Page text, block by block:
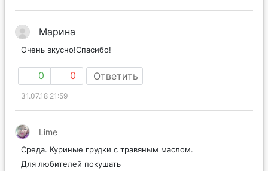
Марина
Очень вкусно!Спасибо!
0 0 Ответить
31.07.18 21:59
Lime
Среда. Куриные грудки с травяным маслом.
Для любителей покушать